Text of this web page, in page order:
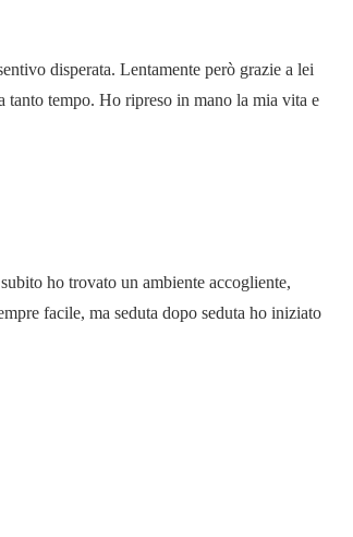
disperata. Lentamente però grazie a lei
tanto tempo. Ho ripreso in mano la mia vita e
ho trovato un ambiente accogliente,
facile, ma seduta dopo seduta ho iniziato